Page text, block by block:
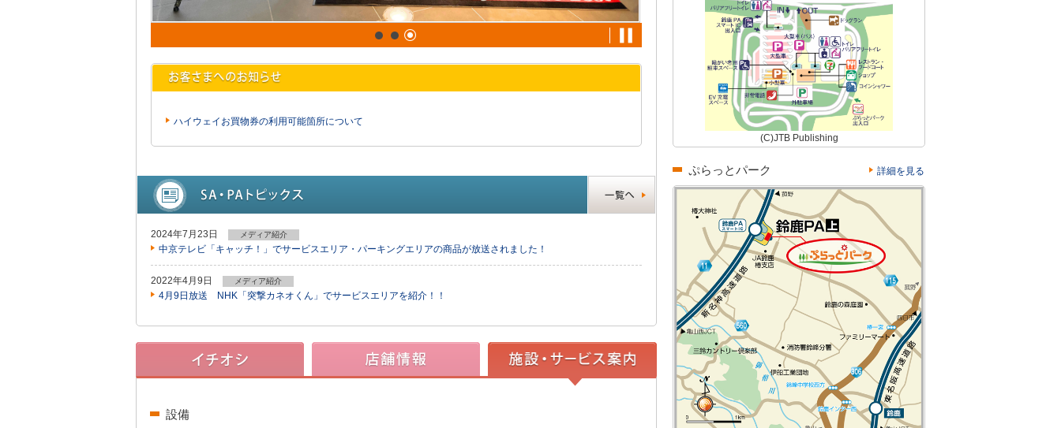
ハイウェイお買物券の利用可能箇所について
2024年7月23日 メディア紹介
中京テレビ「キャッチ！」でサービスエリア・パーキングエリアの商品が放送されました！
2022年4月9日 メディア紹介
4月9日放送 NHK「突撃カネオくん」でサービスエリアを紹介！！
設備
(C)JTB Publishing
ぷらっとパーク 詳細を見る